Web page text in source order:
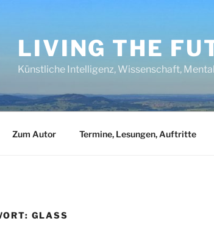
LIVING THE
Künstliche Intelligenz, Wissenschaft,
Zum Autor Termine, Lesungen, Auftritte
GLASS